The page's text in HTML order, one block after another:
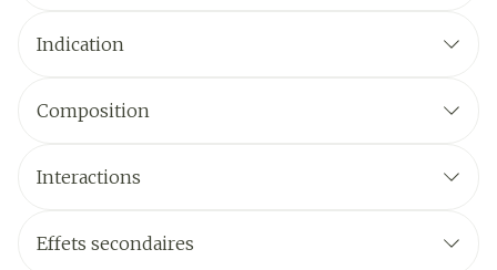
Indication
Composition
Interactions
Effets secondaires